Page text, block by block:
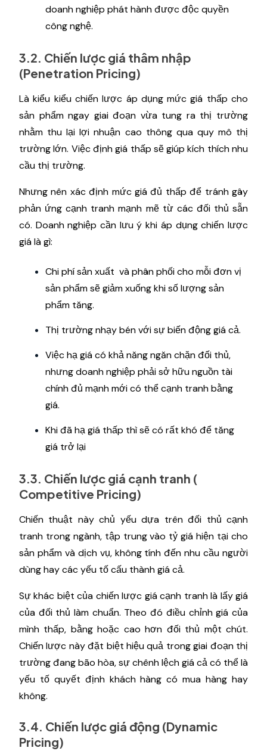
doanh nghiệp phát hành được độc quyền
công nghệ.
3.2. Chiến lược giá thâm nhập
(Penetration Pricing)
Là kiểu kiểu chiến lược áp dụng mức giá thấp cho
sản phẩm ngay giai đoạn vừa tung ra thị trường
nhằm thu lại lợi nhuận cao thông qua quy mô thị
trường lớn. Việc định giá thấp sẽ giúp kích thích nhu
cầu thị trường.
Nhưng nên xác định mức giá đủ thấp để tránh gây
phản ứng cạnh tranh mạnh mẽ từ các đối thủ sẵn
có. Doanh nghiệp cần lưu ý khi áp dụng chiến lược
giá là gì:
Chi phí sản xuất và phân phối cho mỗi đơn vị
sản phẩm sẽ giảm xuống khi số lượng sản
phẩm tăng.
Thị trường nhạy bén với sự biến động giá cả.
Việc hạ giá có khả năng ngăn chặn đối thủ,
nhưng doanh nghiệp phải sở hữu nguồn tài
chính đủ mạnh mới có thể cạnh tranh bằng
giá.
Khi đã hạ giá thấp thì sẽ có rất khó để tăng
giá trở lại
3.3. Chiến lược giá cạnh tranh (
Competitive Pricing)
Chiến thuật này chủ yếu dựa trên đối thủ cạnh
tranh trong ngành, tập trung vào tỷ giá hiện tại cho
sản phẩm và dịch vụ, không tính đến nhu cầu người
dùng hay các yếu tố cấu thành giá cả.
Sự khác biệt của chiến lược giá cạnh tranh là lấy giá
của đối thủ làm chuẩn. Theo đó điều chỉnh giá của
mình thấp, bằng hoặc cao hơn đối thủ một chút.
Chiến lược này đặt biệt hiệu quả trong giai đoạn thị
trường đang bão hòa, sự chênh lệch giá cả có thể là
yếu tố quyết định khách hàng có mua hàng hay
không.
3.4. Chiến lược giá động (Dynamic
Pricing)